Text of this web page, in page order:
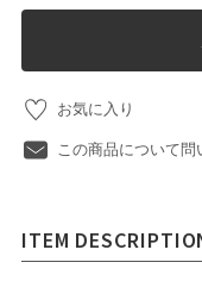
お気に入り
この商品について問
ITEM